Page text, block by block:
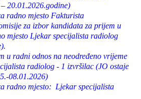
20.01.2026.godine)
radno mjesto Fakturista
za izbor kandidata za prijem u
mjesto Ljekar specijalista radiolog
u radni odnos na neodređeno vrijeme
radiolog - 1 izvršilac (JO ostaje
08.01.2026)
radno mjesto: Ljekar specijalista